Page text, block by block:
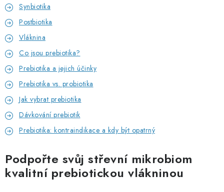
Synbiotika
Postbiotika
Vláknina
Co jsou prebiotika?
Prebiotika a jejich účinky
Prebiotika vs. probiotika
Jak vybrat prebiotika
Dávkování prebiotik
Prebiotika: kontraindikace a kdy být opatrný
Podpořte svůj střevní mikrobiom
kvalitní prebiotickou vlákninou